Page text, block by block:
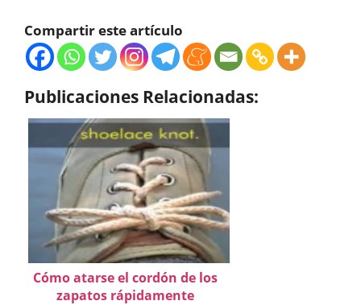
Compartir este artículo
Publicaciones Relacionadas:
Cómo atarse el cordón de los
zapatos rápidamente